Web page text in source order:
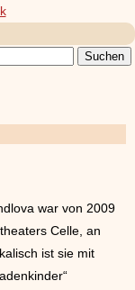
war von 2009
Celle, an
ist sie mit